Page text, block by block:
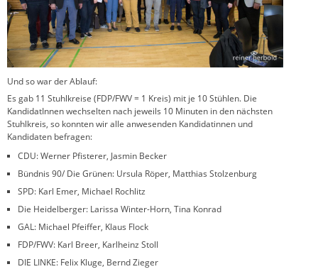
Und so war der Ablauf:
Es gab 11 Stuhlkreise (FDP/FWV = 1 Kreis) mit je 10 Stühlen. Die
KandidatInnen wechselten nach jeweils 10 Minuten in den nächsten
Stuhlkreis, so konnten wir alle anwesenden Kandidatinnen und
Kandidaten befragen:
CDU: Werner Pfisterer, Jasmin Becker
Bündnis 90/ Die Grünen: Ursula Röper, Matthias Stolzenburg
SPD: Karl Emer, Michael Rochlitz
Die Heidelberger: Larissa Winter-Horn, Tina Konrad
GAL: Michael Pfeiffer, Klaus Flock
FDP/FWV: Karl Breer, Karlheinz Stoll
DIE LINKE: Felix Kluge, Bernd Zieger